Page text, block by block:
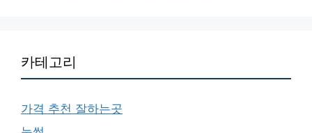
카테고리
가격 추천 잘하는곳